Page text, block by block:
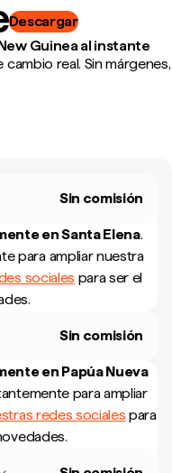
Descargar
Guinea al instante
real. Sin márgenes,
Sin comisión
enSanta Elena.
para ampliar nuestra
sociales para ser el
Sin comisión
en Papúa Nueva
para ampliar
redes sociales para